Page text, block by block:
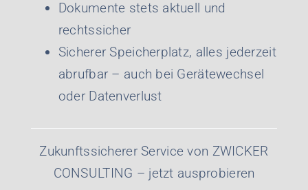
Dokumente stets aktuell und
rechtssicher
Sicherer Speicherplatz, alles jederzeit
abrufbar – auch bei Gerätewechsel
oder Datenverlust
Zukunftssicherer Service von ZWICKER
CONSULTING – jetzt ausprobieren